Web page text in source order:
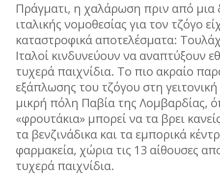
Πράγµατι, η χαλάρωση πριν από µια
ιταλικής νοµοθεσίας για τον τζόγο
καταστροφικά αποτελέσµατα:
Ιταλοί κινδυνεύουν να αναπτύξουν
τυχερά παιχνίδια. Το πιο ακραίο
εξάπλωσης του τζόγου στη
µικρή πόλη Παβία της Λοµβαρδίας,
«φρουτάκια» µπορεί να τα βρει
τα βενζινάδικα και τα εµπορικά
φαρµακεία, χώρια τις 13 αίθουσες
τυχερά παιχνίδια.